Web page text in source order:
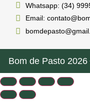
Whatsapp: (34)
Email:
Bom de Pasto